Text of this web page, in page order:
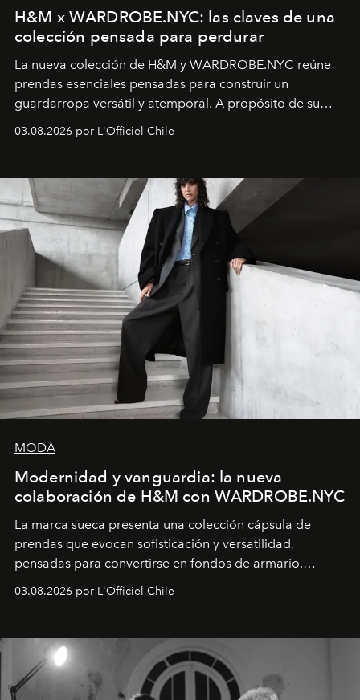
H&M x WARDROBE.NYC: las claves de una
colección pensada para perdurar
La nueva colección de H&M y WARDROBE.NYC reúne
prendas esenciales pensadas para construir un
guardarropa versátil y atemporal. A propósito de su
lanzamiento, los fundadores de la firma neoyorquina y
la asesora creativa y jefa de diseño global de la marca
y la filosofía detrás de la propuesta.
03.08.2026 por L'Officiel Chile
MODA
Modernidad y vanguardia: la nueva
colaboración de H&M con WARDROBE.NYC
La marca sueca presenta una colección cápsula de
prendas que evocan sofisticación y versatilidad,
pensadas para convertirse en fondos de armario.
Disponible en Chile desde el 6 de agosto.
03.08.2026 por L'Officiel Chile